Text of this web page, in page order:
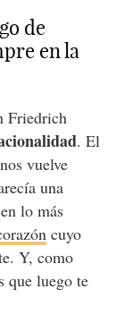
de
en la
Friedrich
. El
vuelve
una
lo más
cuyo
Y, como
que luego te